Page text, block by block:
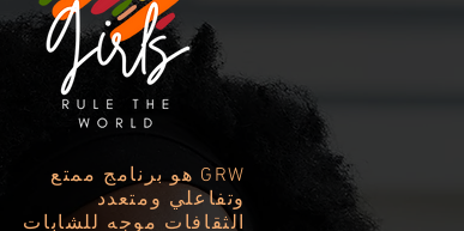
GRW هو برنامج ممتع
وتفاعلي ومتعدد
الثقافات موجه للشابات